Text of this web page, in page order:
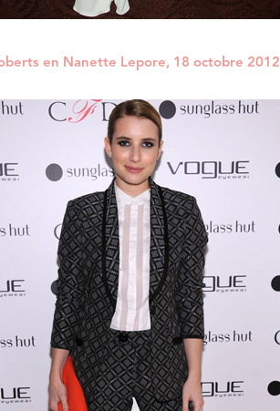
en Nanette Lepore, 18 octobre 2012